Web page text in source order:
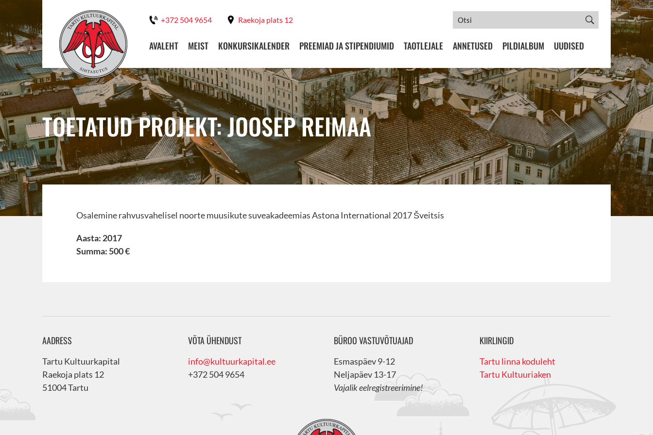
+372 504 9654 Raekoja plats 12
AVALEHT MEIST KONKURSIKALENDER PREEMIAD JA STIPENDIUMID TAOTLEJALE ANNETUSED PILDIALBUM UUDISED
TOETATUD PROJEKT: JOOSEP REIMAA
Osalemine rahvusvahelisel noorte muusikute suveakadeemias Astona International 2017 Šveitsis
Aasta: 2017
Summa: 500 €
AADRESS
Tartu Kultuurkapital
Raekoja plats 12
51004 Tartu
VÕTA ÜHENDUST
info@kultuurkapital.ee
+372 504 9654
BÜROO VASTUVÕTUAJAD
Esmaspäev 9-12
Neljapäev 13-17
Vajalik eelregistreerimine!
KIIRLINGID
Tartu linna koduleht
Tartu Kultuuriaken